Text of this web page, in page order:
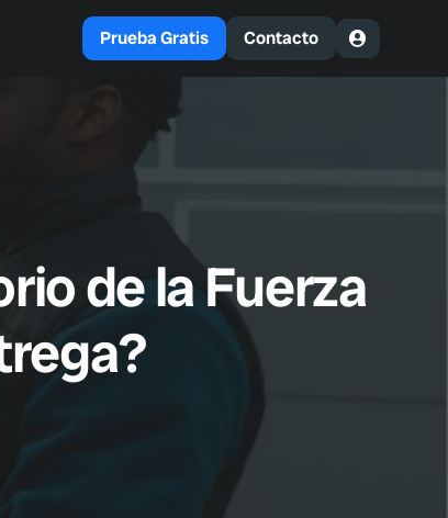
Prueba Gratis Contacto
de la Fuerza